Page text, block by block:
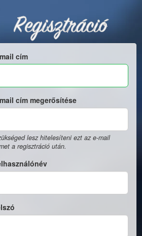
Regisztráció
cím
cím megerősítése
lesz hitelesíteni ezt az e-mail
a regisztráció után.